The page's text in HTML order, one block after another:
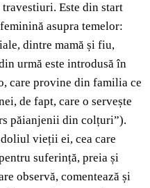
Este din start
asupra temelor:
dintre mamă și fiu,
urmă este introdusă în
care provine din familia ce
de fapt, care o servește
păianjenii din colțuri”).
doliul vieții ei, cea care
suferință, preia și
observă, comentează și